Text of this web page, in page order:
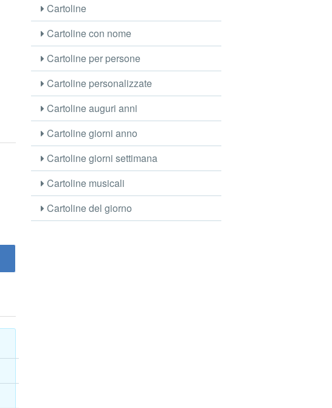
Cartoline
Cartoline con nome
Cartoline per persone
Cartoline personalizzate
Cartoline auguri anni
Cartoline giorni anno
Cartoline giorni settimana
Cartoline musicali
Cartoline del giorno